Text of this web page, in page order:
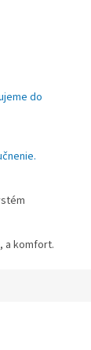
do
a komfort.